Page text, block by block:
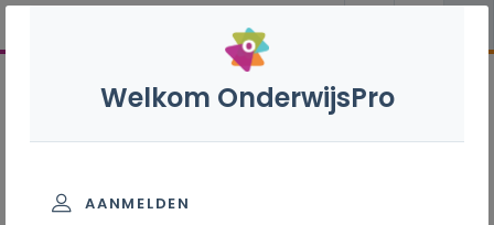
Welkom OnderwijsPro
AANMELDEN